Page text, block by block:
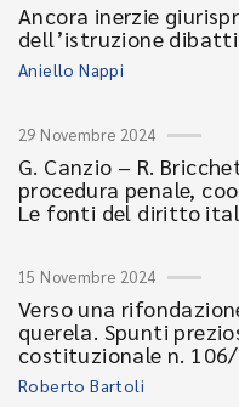
Ancora inerzie
dell’istruzione
Aniello Nappi
29 Novembre 2024
G. Canzio – R.
procedura penale,
Le fonti del diritto
15 Novembre 2024
Verso una
querela. Spunti
costituzionale n.
Roberto Bartoli